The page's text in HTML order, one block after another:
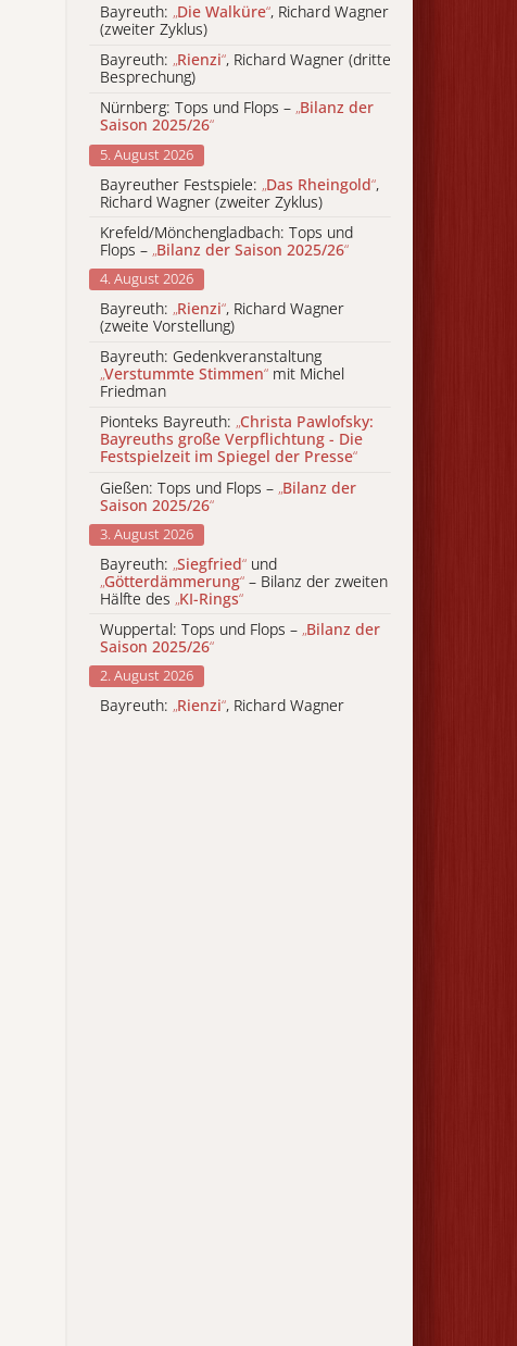
Bayreuth: „Die Walküre“, Richard Wagner
(zweiter Zyklus)
Bayreuth: „Rienzi“, Richard Wagner (dritte
Besprechung)
Nürnberg: Tops und Flops – „Bilanz der
Saison 2025/26“
5. August 2026
Bayreuther Festspiele: „Das Rheingold“,
Richard Wagner (zweiter Zyklus)
Krefeld/Mönchengladbach: Tops und
Flops – „Bilanz der Saison 2025/26“
4. August 2026
Bayreuth: „Rienzi“, Richard Wagner
(zweite Vorstellung)
Bayreuth: Gedenkveranstaltung
„Verstummte Stimmen“ mit Michel
Friedman
Pionteks Bayreuth: „Christa Pawlofsky:
Bayreuths große Verpflichtung - Die
Festspielzeit im Spiegel der Presse“
Gießen: Tops und Flops – „Bilanz der
Saison 2025/26“
3. August 2026
Bayreuth: „Siegfried“ und
„Götterdämmerung“ – Bilanz der zweiten
Hälfte des „KI-Rings“
Wuppertal: Tops und Flops – „Bilanz der
Saison 2025/26“
2. August 2026
Bayreuth: „Rienzi“, Richard Wagner